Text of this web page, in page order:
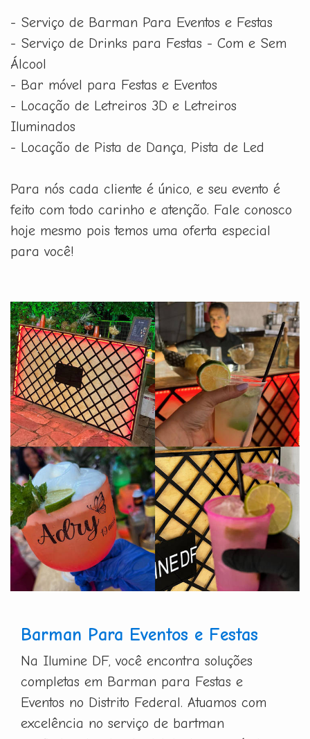
- Serviço de Barman Para Eventos e Festas
- Serviço de Drinks para Festas - Com e Sem
Álcool
- Bar móvel para Festas e Eventos
- Locação de Letreiros 3D e Letreiros
Iluminados
- Locação de Pista de Dança, Pista de Led
Para nós cada cliente é único, e seu evento é
feito com todo carinho e atenção. Fale conosco
hoje mesmo pois temos uma oferta especial
para você!
Barman Para Eventos e Festas
Na Ilumine DF, você encontra soluções
completas em Barman para Festas e
Eventos no Distrito Federal. Atuamos com
excelência no serviço de bartman